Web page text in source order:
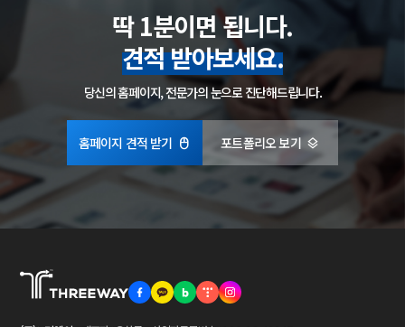
딱 1분이면 됩니다.
견적 받아보세요.
당신의 홈페이지, 전문가의 눈으로 진단해드립니다.
홈페이지 견적 받기 포트폴리오 보기